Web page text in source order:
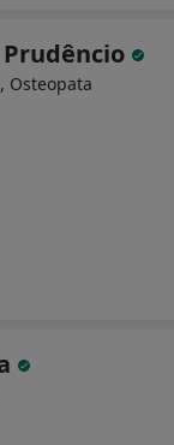
Osteopata